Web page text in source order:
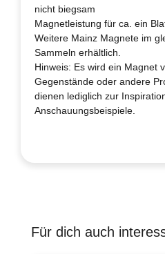
nicht biegsam
Magnetleistung für ca. ein
Weitere Mainz Magnete im
Sammeln erhältlich.
Hinweis: Es wird ein Magnet
Gegenstände oder andere
dienen lediglich zur
Anschauungsbeispiele.
Produktgalerie überspringen
Für dich auch